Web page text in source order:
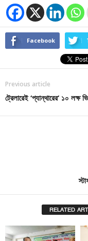
Facebook
Previous article
ট্রেলারেই ‘প্যান্থারের’ ১০ লক্ষ
RELATED